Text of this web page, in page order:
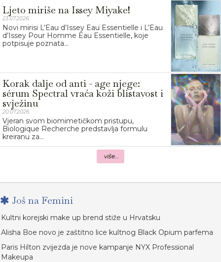
Ljeto miriše na Issey Miyake!
23.07.2026.
Novi mirisi L’Eau d’Issey Eau Essentielle i L’Eau
d’Issey Pour Homme Eau Essentielle, koje
potpisuje poznata...
Korak dalje od anti - age njege:
sérum Spectral vraća koži blistavost i
svježinu
20.07.2026.
Vjeran svom biomimetičkom pristupu,
Biologique Recherche predstavlja formulu
kreiranu za...
više...
Još na Femini
Kultni korejski make up brend stiže u Hrvatsku
Alisha Boe novo je zaštitno lice kultnog Black Opium parfema
Paris Hilton zvijezda je nove kampanje NYX Professional
Makeupa